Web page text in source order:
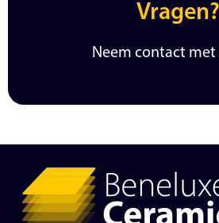
Vragen?
Neem contact met